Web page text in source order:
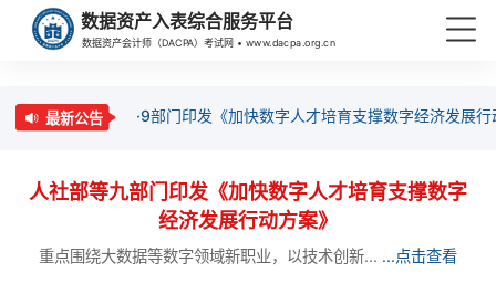
数据资产入表综合服务平台
数据资产会计师（DACPA）考试网 • www.dacpa.org.cn
最新公告 ·9部门印发《加快数字人才培育支撑数字经济发展
人社部等九部门印发《加快数字人才培育支撑数字
经济发展行动方案》
重点围绕大数据等数字领域新职业，以技术创新... ...点击查看